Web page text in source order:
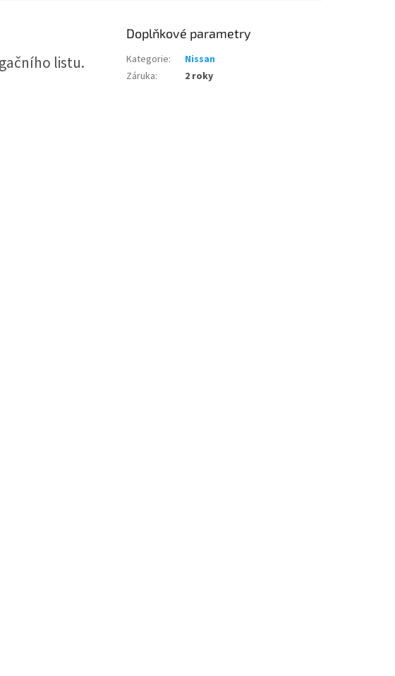
listu.
Doplňkové parametry
Kategorie:
Nissan
Záruka: 2 roky